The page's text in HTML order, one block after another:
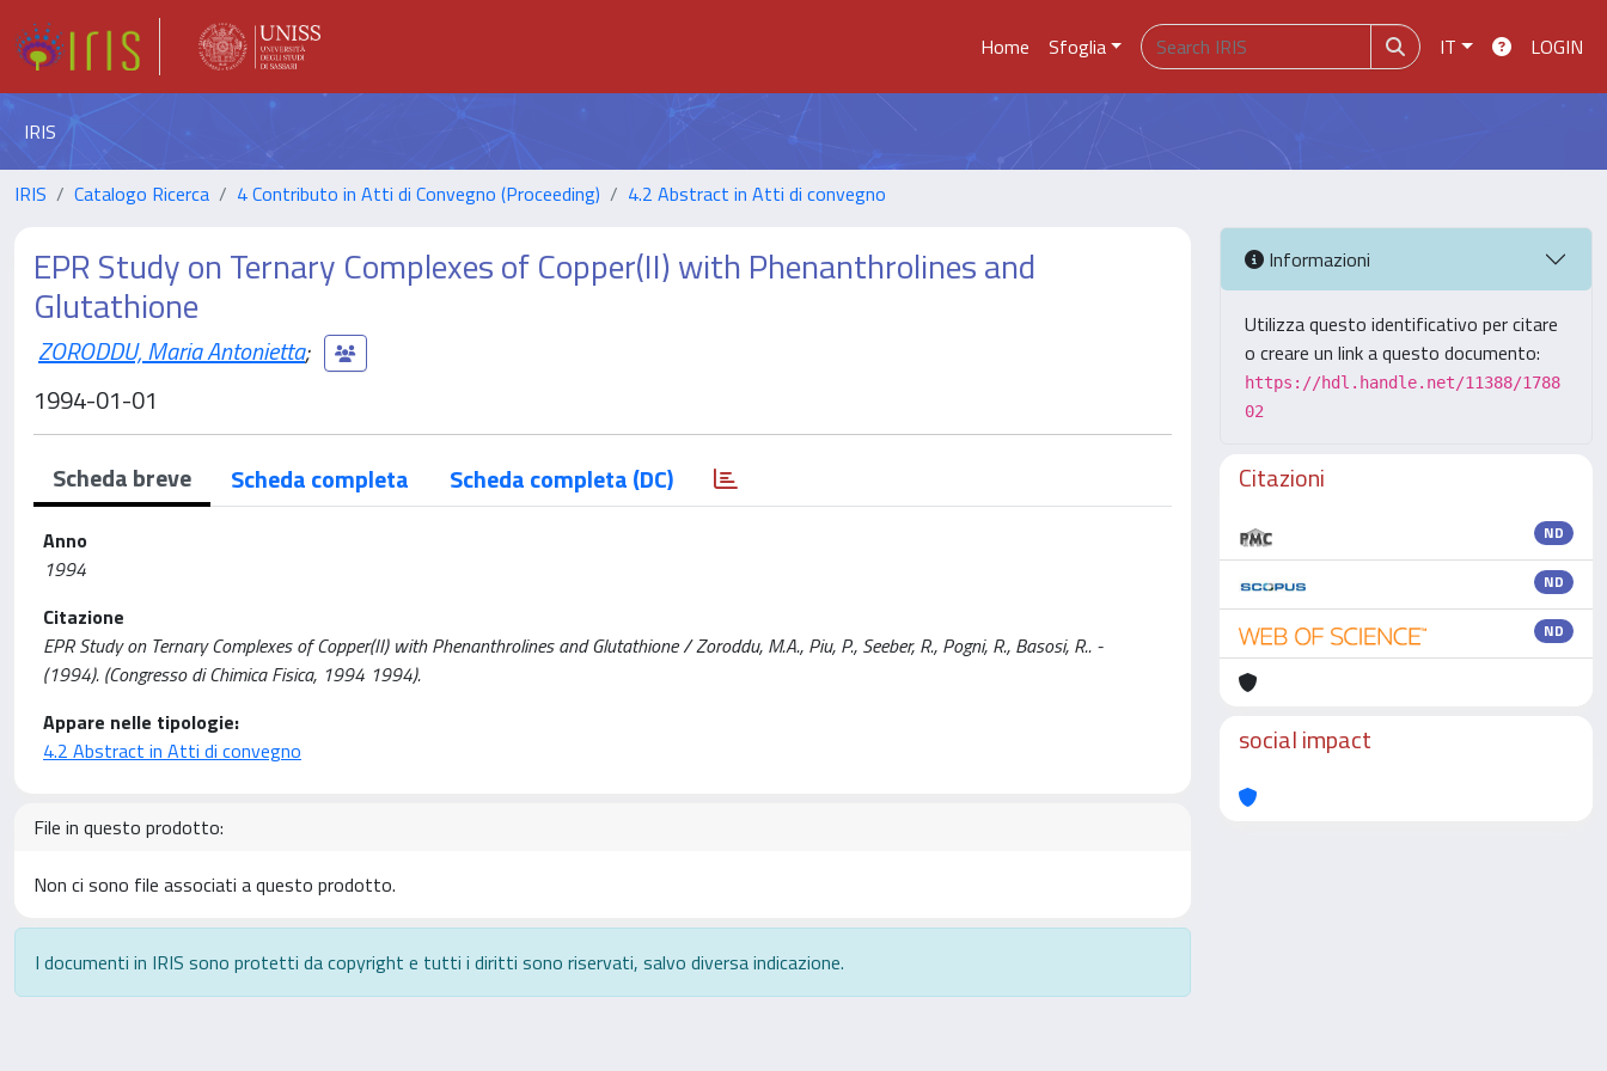
Home Sfoglia IT LOGIN
IRIS
IRIS Catalogo Ricerca 4 Contributo in Atti di Convegno (Proceeding) 4.2 Abstract in Atti di convegno
EPR Study on Ternary Complexes of Copper(II) with Phenanthrolines and
Glutathione
ZORODDU, Maria Antonietta;
1994-01-01
Scheda breve Scheda completa Scheda completa (DC)
Anno
1994
Citazione
EPR Study on Ternary Complexes of Copper(II) with Phenanthrolines and Glutathione / Zoroddu, M.A., Piu, P., Seeber, R., Pogni, R., Basosi, R.. -
(1994). (Congresso di Chimica Fisica, 1994 1994).
Appare nelle tipologie:
4.2 Abstract in Atti di convegno
File in questo prodotto:
Non ci sono file associati a questo prodotto.
I documenti in IRIS sono protetti da copyright e tutti i diritti sono riservati, salvo diversa indicazione.
Informazioni
Utilizza questo identificativo per citare
o creare un link a questo documento:
https://hdl.handle.net/11388/1788
02
Citazioni
ND
ND
ND
social impact